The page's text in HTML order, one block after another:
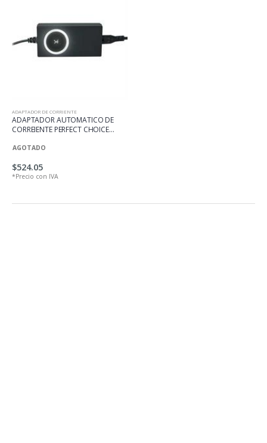
ADAPTADOR DE CORRIENTE
ADAPTADOR AUTOMATICO DE
CORREIENTE PERFECT CHOICE
AGOTADO
$524.05
*Precio con IVA